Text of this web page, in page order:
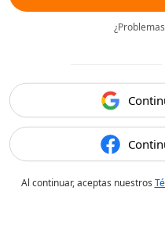
Al continuar, aceptas nuestros